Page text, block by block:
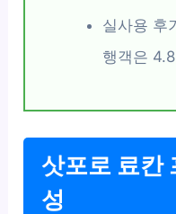
실사용 후
행객은
삿포로 료칸
성